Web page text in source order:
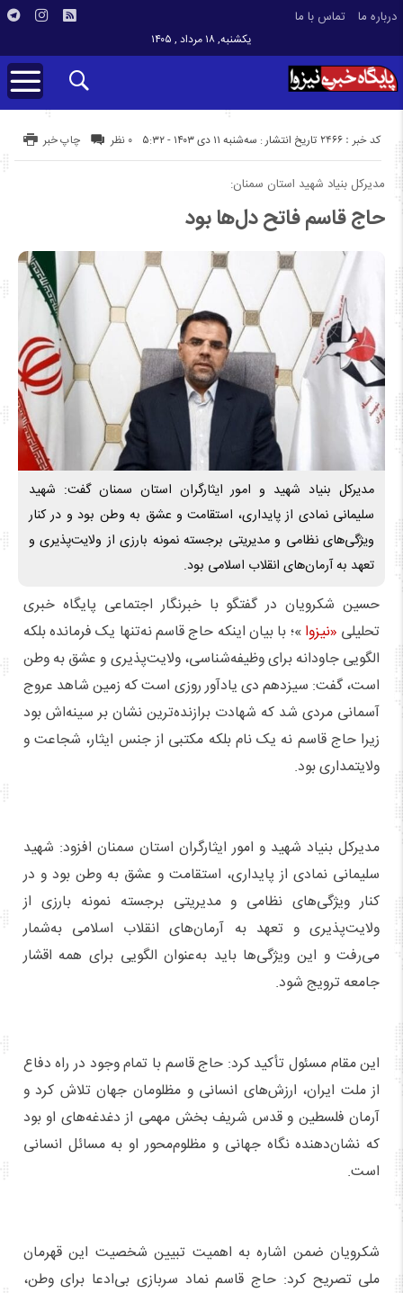
درباره ما تماس با ما
یکشنبه, ۱۸ مرداد , ۱۴۰۵
تاریخ انتشار : سه‌شنبه ۱۱ دی ۱۴۰۳ - ۵:۳۲ کد خبر : 2466 چاپ خبر ۰ نظر
مدیرکل بنیاد شهید استان سمنان:
حاج قاسم فاتح دل‌ها بود
مدیرکل بنیاد شهید و امور ایثارگران استان سمنان گفت: شهید
سلیمانی نمادی از پایداری، استقامت و عشق به وطن بود و در کنار
ویژگی‌های نظامی و مدیریتی برجسته نمونه بارزی از ولایت‌پذیری و
تعهد به آرمان‌های انقلاب اسلامی بود.
حسین شکرویان در گفتگو با خبرنگار اجتماعی پایگاه خبری
تحلیلی «نیزوا»؛ با بیان اینکه حاج قاسم نه‌تنها یک فرمانده بلکه
الگویی جاودانه برای وظیفه‌‎شناسی، ولایت‌پذیری و عشق به وطن
است، گفت: سیزدهم دی یادآور روزی است که زمین شاهد عروج
آسمانی مردی شد که شهادت برازنده‌ترین نشان بر سینه‌اش بود
زیرا حاج قاسم نه یک نام بلکه مکتبی از جنس ایثار، شجاعت و
ولایت‎مداری بود.
مدیرکل بنیاد شهید و امور ایثارگران استان سمنان افزود: شهید
سلیمانی نمادی از پایداری، استقامت و عشق به وطن بود و در
کنار ویژگی‌های نظامی و مدیریتی برجسته نمونه بارزی از
ولایت‌پذیری و تعهد به آرمان‌های انقلاب اسلامی به‌شمار
می‌رفت و این ویژگی‌ها باید به‌عنوان الگویی برای همه اقشار
جامعه ترویج شود.
این مقام مسئول تأکید کرد: حاج قاسم با تمام وجود در راه دفاع
از ملت ایران، ارزش‌های انسانی و مظلومان جهان تلاش کرد و
آرمان فلسطین و قدس شریف بخش مهمی از دغدغه‌های او بود
که نشان‌دهنده نگاه جهانی و مظلوم‌‎محور او به مسائل انسانی
است.
شکرویان ضمن اشاره به اهمیت تبیین شخصیت این قهرمان
ملی تصریح کرد: حاج قاسم نماد سربازی بی‌ادعا برای وطن،